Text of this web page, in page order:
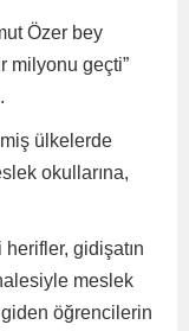
Özer bey
milyonu geçti”
ülkelerde
okullarına,
gidişatın
meslek
giden öğrencilerin